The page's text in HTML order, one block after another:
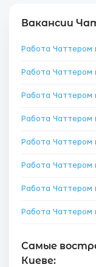
Вакансии
Работа Чаттером
Работа Чаттером
Работа Чаттером
Работа Чаттером
Работа Чаттером
Работа Чаттером
Работа Чаттером
Работа Чаттером
Самые
Киеве: